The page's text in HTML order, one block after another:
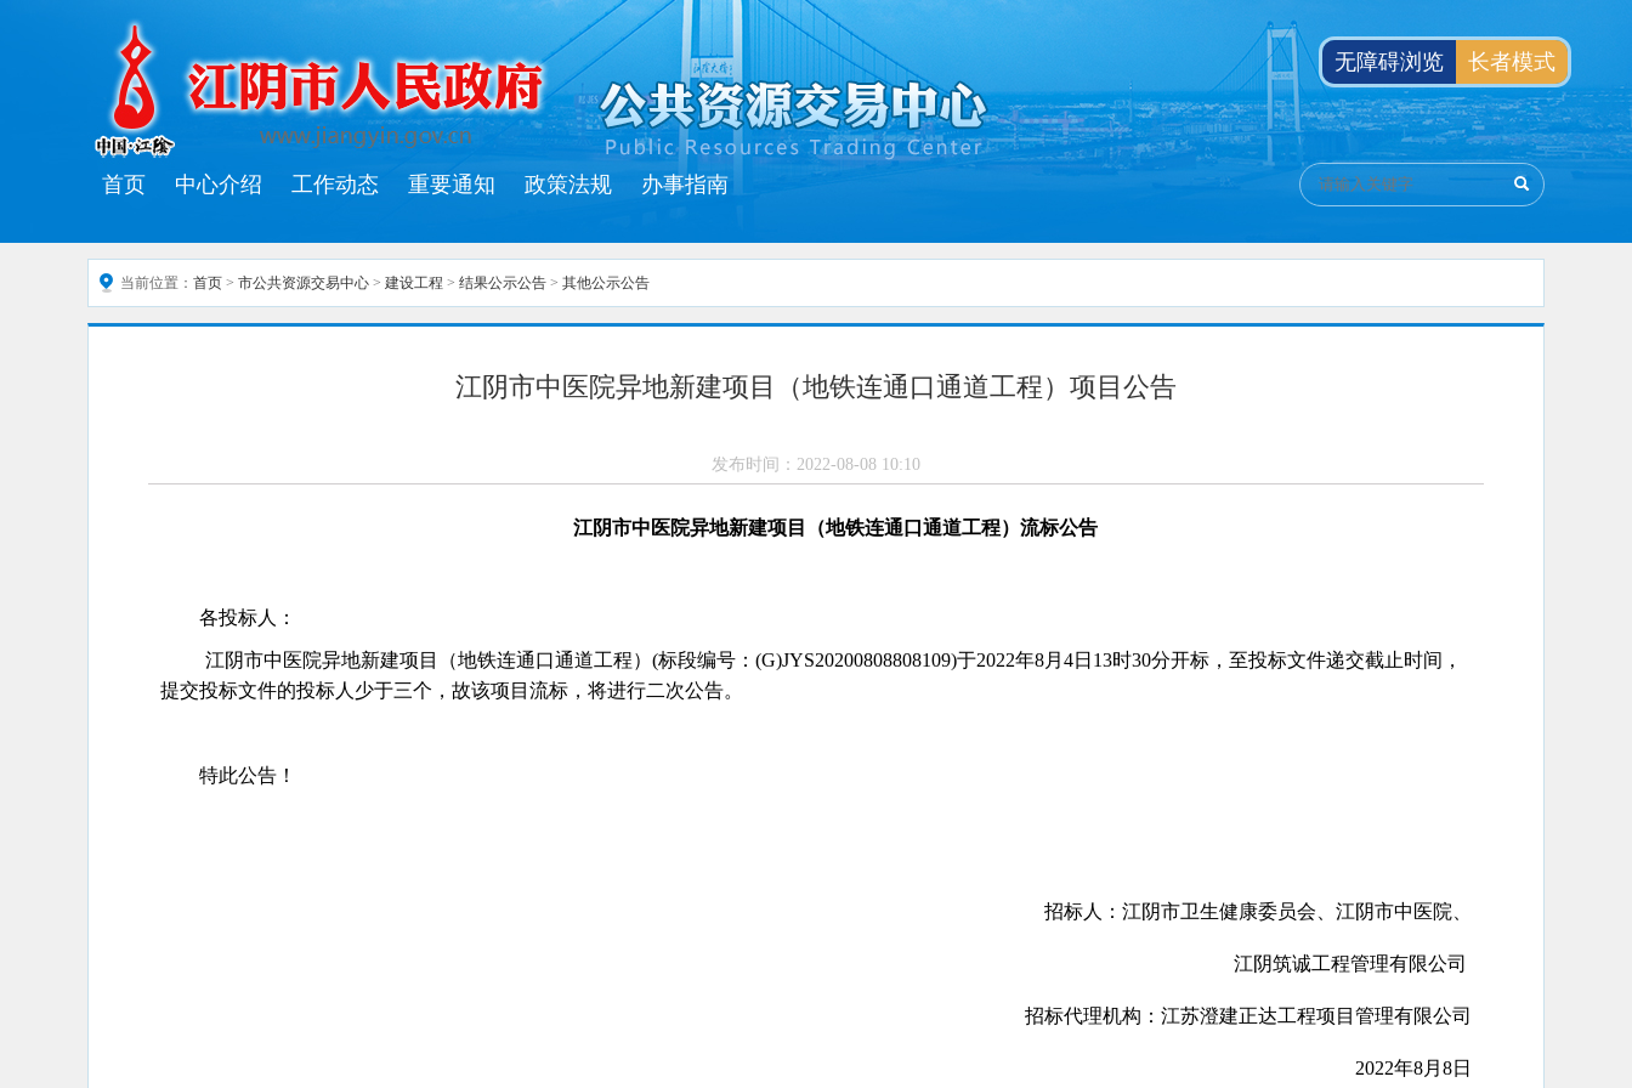
首页 中心介绍 工作动态 重要通知 政策法规 办事指南
当前位置： 首页 > 市公共资源交易中心 > 建设工程 > 结果公示公告 > 其他公示公告
江阴市中医院异地新建项目（地铁连通口通道工程）项目公告
发布时间： 2022-08-08 10:10
江阴市中医院异地新建项目（地铁连通口通道工程） 流标公告
各投标人：
江阴市中医院异地新建项目（地铁连通口通道工程）(标段编号：(G)JYS20200808808109)于2022年8月4日 13时30分开标，至投标文件递交截止时间，
提交投标文件的投标人少于三个，故该项目流标，将进行二次公告。
特此公告！
招标人：江阴市卫生健康委员会、江阴市中医院、
江阴筑诚工程管理有限公司
招标代理机构：江苏澄建正达工程项目管理有限公司
2022年8月 8日
无障碍浏览 长者模式